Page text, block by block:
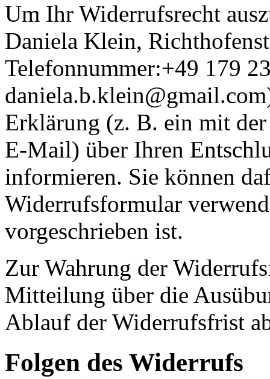
Um Ihr Widerrufsrecht
Daniela Klein,
Telefonnummer:+49 179
Erklärung (z. B. ein mit
E-Mail) über Ihren
informieren. Sie können
Widerrufsformular
vorgeschrieben ist.
Zur Wahrung der
Mitteilung über die
Ablauf der Widerrufsfrist
Folgen des Widerrufs